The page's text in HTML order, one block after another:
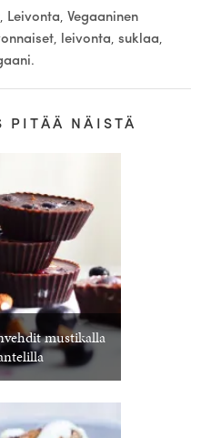
, Leivonta, Vegaaninen
, leivonta, suklaa,
.
PITÄÄ NÄISTÄ
mustikalla